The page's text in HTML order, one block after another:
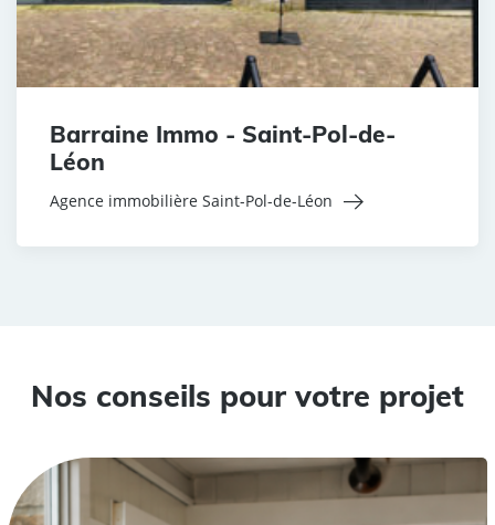
Barraine Immo - Saint-Pol-de-
Léon
Agence immobilière Saint-Pol-de-Léon
Nos conseils pour votre projet